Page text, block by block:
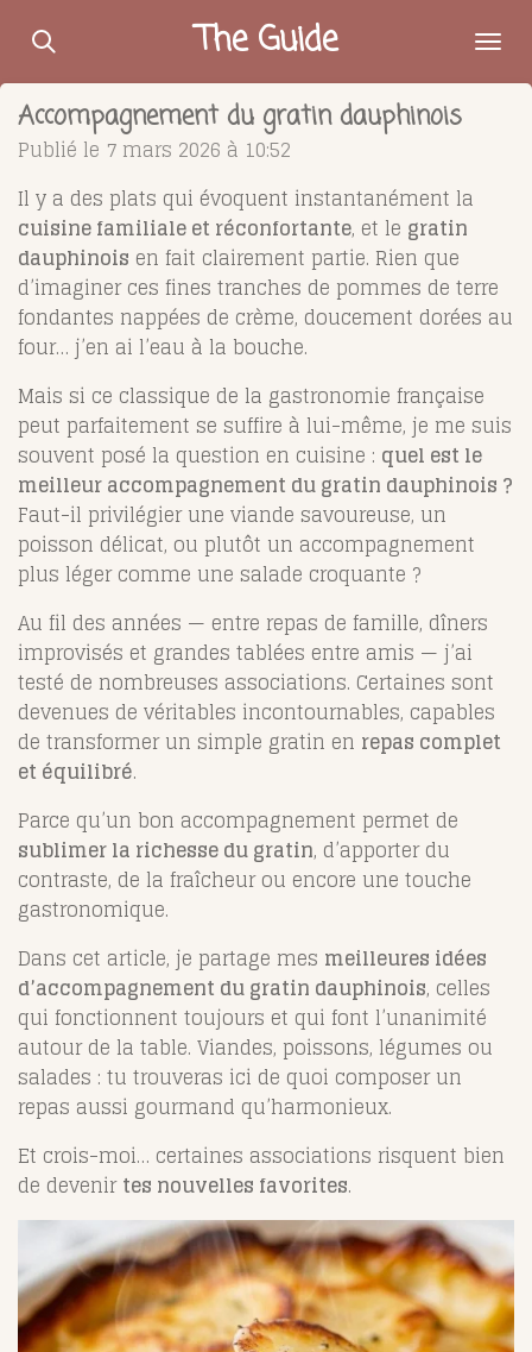
Passer
contenu
principal
The Guide
Accompagnement du gratin dauphinois
Publié le 7 mars 2026 à 10:52
Il y a des plats qui évoquent instantanément la
cuisine familiale et réconfortante, et le gratin
dauphinois en fait clairement partie. Rien que
d’imaginer ces fines tranches de pommes de terre
fondantes nappées de crème, doucement dorées au
four… j’en ai l’eau à la bouche.
Mais si ce classique de la gastronomie française
peut parfaitement se suffire à lui-même, je me suis
souvent posé la question en cuisine : quel est le
meilleur accompagnement du gratin dauphinois ?
Faut-il privilégier une viande savoureuse, un
poisson délicat, ou plutôt un accompagnement
plus léger comme une salade croquante ?
Au fil des années — entre repas de famille, dîners
improvisés et grandes tablées entre amis — j’ai
testé de nombreuses associations. Certaines sont
devenues de véritables incontournables, capables
de transformer un simple gratin en repas complet
et équilibré.
Parce qu’un bon accompagnement permet de
sublimer la richesse du gratin, d’apporter du
contraste, de la fraîcheur ou encore une touche
gastronomique.
Dans cet article, je partage mes meilleures idées
d’accompagnement du gratin dauphinois, celles
qui fonctionnent toujours et qui font l’unanimité
autour de la table. Viandes, poissons, légumes ou
salades : tu trouveras ici de quoi composer un
repas aussi gourmand qu’harmonieux.
Et crois-moi… certaines associations risquent bien
de devenirtes nouvelles favorites.